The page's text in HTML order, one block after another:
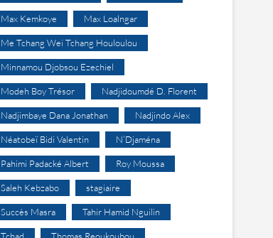
Max Kemkoye Max Loalngar
Me Tchang Wei Tchang Houloulou
Minnamou Djobsou Ezechiel
Modeh Boy Trésor Nadjidoumdé D. Florent
Nadjimbaye Dana Jonathan Nadjindo Alex
Néatobeï Bidi Valentin N’Djaména
Pahimi Padacké Albert Roy Moussa
Saleh Kebzabo stagiaire
Succès Masra Tahir Hamid Nguilin